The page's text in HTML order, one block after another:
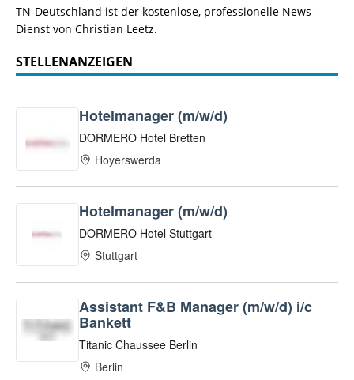
TN-Deutschland ist der kostenlose, professionelle News-
Dienst von Christian Leetz.
STELLENANZEIGEN